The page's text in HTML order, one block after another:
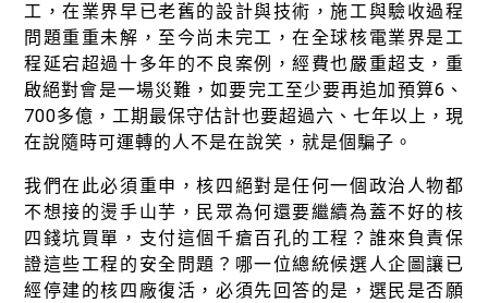
工，在業界早已老舊的設計與技術，施工與驗收過程
問題重重未解，至今尚未完工，在全球核電業界是工
程延宕超過十多年的不良案例，經費也嚴重超支，重
啟絕對會是一場災難，如要完工至少要再追加預算6、
700多億，工期最保守估計也要超過六、七年以上，現
在說隨時可運轉的人不是在說笑，就是個騙子。
我們在此必須重申，核四絕對是任何一個政治人物都
不想接的燙手山芋，民眾為何還要繼續為蓋不好的核
四錢坑買單，支付這個千瘡百孔的工程？誰來負責保
證這些工程的安全問題？哪一位總統候選人企圖讓已
經停建的核四廠復活，必須先回答的是，選民是否願